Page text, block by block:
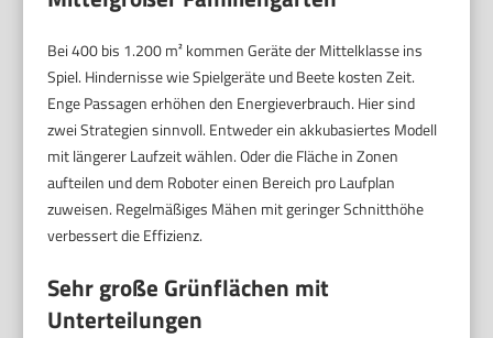
Bei 400 bis 1.200 m² kommen Geräte der Mittelklasse ins
Spiel. Hindernisse wie Spielgeräte und Beete kosten Zeit.
Enge Passagen erhöhen den Energieverbrauch. Hier sind
zwei Strategien sinnvoll. Entweder ein akkubasiertes Modell
mit längerer Laufzeit wählen. Oder die Fläche in Zonen
aufteilen und dem Roboter einen Bereich pro Laufplan
zuweisen. Regelmäßiges Mähen mit geringer Schnitthöhe
verbessert die Effizienz.
Sehr große Grünflächen mit
Unterteilungen